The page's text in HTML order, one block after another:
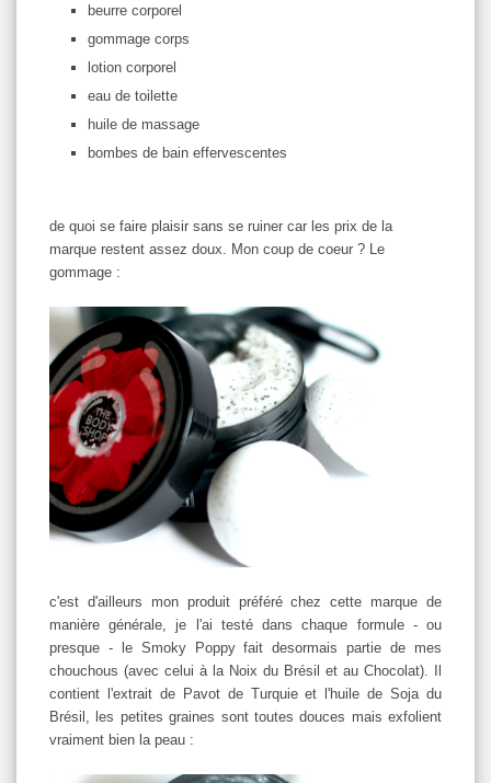
beurre corporel
gommage corps
lotion corporel
eau de toilette
huile de massage
bombes de bain effervescentes
de quoi se faire plaisir sans se ruiner car les prix de la
marque restent assez doux. Mon coup de coeur ? Le
gommage :
c'est d'ailleurs mon produit préféré chez cette marque de
manière générale, je l'ai testé dans chaque formule - ou
presque - le Smoky Poppy fait desormais partie de mes
chouchous (avec celui à la Noix du Brésil et au Chocolat). Il
contient l'extrait de Pavot de Turquie et l'huile de Soja du
Brésil, les petites graines sont toutes douces mais exfolient
vraiment bien la peau :